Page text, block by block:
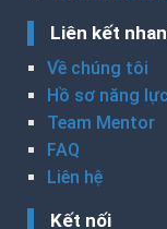
Liên kết
Về chúng tôi
Hồ sơ năng lực
Team Mentor
FAQ
Liên hệ
Kết nối